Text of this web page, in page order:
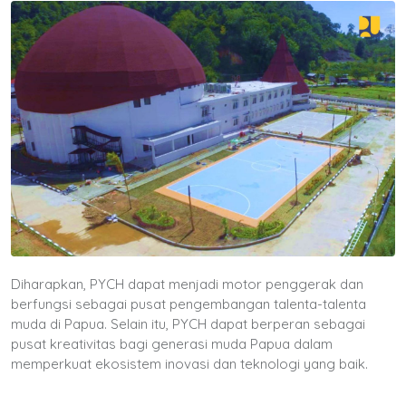
Diharapkan, PYCH dapat menjadi motor penggerak dan
berfungsi sebagai pusat pengembangan talenta-talenta
muda di Papua. Selain itu, PYCH dapat berperan sebagai
pusat kreativitas bagi generasi muda Papua dalam
memperkuat ekosistem inovasi dan teknologi yang baik.